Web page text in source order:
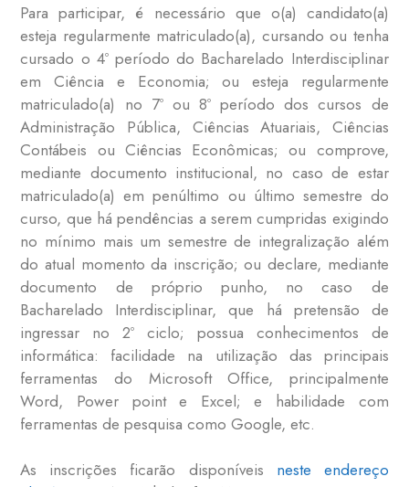
Para participar, é necessário que o(a) candidato(a)
esteja regularmente matriculado(a), cursando ou tenha
cursado o 4º período do Bacharelado Interdisciplinar
em Ciência e Economia; ou esteja regularmente
matriculado(a) no 7º ou 8º período dos cursos de
Administração Pública, Ciências Atuariais, Ciências
Contábeis ou Ciências Econômicas; ou comprove,
mediante documento institucional, no caso de estar
matriculado(a) em penúltimo ou último semestre do
curso, que há pendências a serem cumpridas exigindo
no mínimo mais um semestre de integralização além
do atual momento da inscrição; ou declare, mediante
documento de próprio punho, no caso de
Bacharelado Interdisciplinar, que há pretensão de
ingressar no 2º ciclo; possua conhecimentos de
informática: facilidade na utilização das principais
ferramentas do Microsoft Office, principalmente
Word, Power point e Excel; e habilidade com
ferramentas de pesquisa como Google, etc.
As inscrições ficarão disponíveis neste endereço